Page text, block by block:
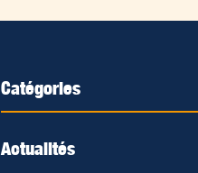
Catégories
Actualités